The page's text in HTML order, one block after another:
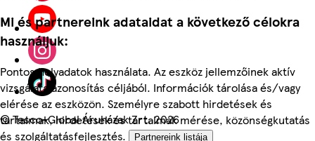
Mi és partnereink adataidat a következő célokra
használjuk:
Pontos helyadatok használata. Az eszköz jellemzőinek aktív
vizsgálata azonosítás céljából. Információk tárolása és/vagy
elérése az eszközön. Személyre szabott hirdetések és
tartalmak, hirdetések és tartalmak mérése, közönségkutatás
és szolgáltatásfejlesztés.
Partnereink listája
©Tesco-Global Áruházak Zrt. 2026